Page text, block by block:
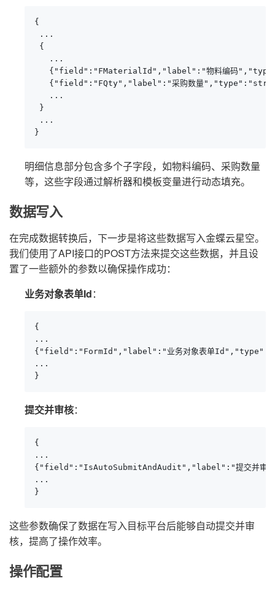
{
...
{
   ...
{"field":"FMaterialId","label":"物料编码
{"field":"FQty","label":"采购数量
   ...
}
...
}
明细信息部分包含多个子字段，如物料编码、采购数量
等，这些字段通过解析器和模板变量进行动态填充。
数据写入
在完成数据转换后，下一步是将这些数据写入金蝶云星空。
我们使用了API接口的POST方法来提交这些数据，并且设
置了一些额外的参数以确保操作成功：
业务对象表单Id：
{
...
{"field":"FormId","label":"业务对象表单
...
}
提交并审核：
{
...
{"field":"IsAutoSubmitAndAudit","label":"提交并
...
}
这些参数确保了数据在写入目标平台后能够自动提交并审
核，提高了操作效率。
操作配置